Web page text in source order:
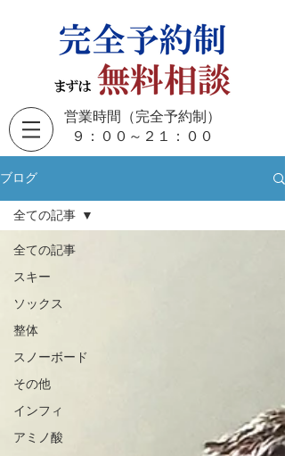
営業時間（完全予約制）
​９：００～２１：００
ブログ
全ての記事
スキー
ソックス
整体
スノーボード
その他
インフィ
アミノ酸
全ての記事